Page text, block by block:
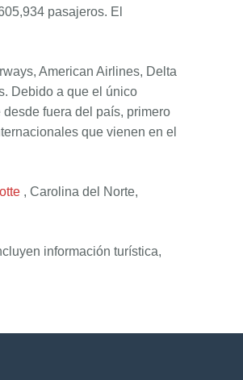
pasajeros. El
American Airlines, Delta
Debido a que el único
fuera del país, primero
que vienen en el
, Carolina del Norte,
información turística,